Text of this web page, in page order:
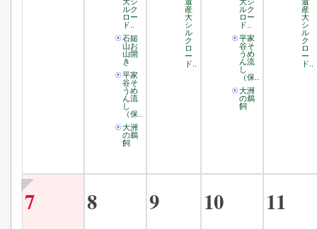
ルク
ロー
ド..
石鎚
山お
山開
き
平家
谷そ
うめ
ん流
し
（保..
大洲
の鵜
飼
産
大
シ
ル
ク
ロ
ー
ド..
ルク
ロー
ド..
平家
谷そ
うめ
ん流
し
（保..
大洲
の鵜
飼
産
大
シ
ル
ク
ロ
ー
ド..
7 8 9 10 11